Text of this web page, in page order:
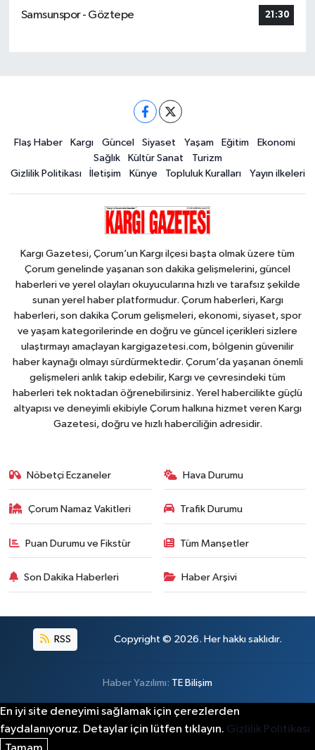
Samsunspor - Göztepe
21:30
Flaş Haber Kargı Güncel Siyaset Yaşam Eğitim
Ekonomi
Sağlık
Kültür Sanat
Turizm
Gizlilik Politikası
İletişim Künye Topluluk Kuralları Yayın ilkeleri
Kargı Gazetesi, Çorum’un Kargı ilçesi başta olmak üzere tüm
Çorum genelinde yaşanan son dakika gelişmelerini, güncel
haberleri ve yerel olayları okuyucularına hızlı ve tarafsız şekilde
sunan yerel haber platformudur. Çorum haberleri, Kargı
haberleri, son dakika Çorum gelişmeleri, ekonomi, siyaset, spor
ve yaşam kategorilerinde en doğru ve güncel içerikleri sizlere
ulaştırmayı amaçlayan kargigazetesi.com, bölgenin güvenilir
haber kaynağı olmayı sürdürmektedir. Çorum’da yaşanan önemli
gelişmeleri anlık takip edebilir, Kargı ve çevresindeki tüm
haberleri tek noktadan öğrenebilirsiniz. Yerel habercilikte güçlü
altyapısı ve deneyimli ekibiyle Çorum halkına hizmet veren Kargı
Gazetesi, doğru ve hızlı haberciliğin adresidir.
Nöbetçi Eczaneler Hava Durumu
Çorum Namaz Vakitleri Trafik Durumu
Puan Durumu ve Fikstür Tüm Manşetler
Son Dakika Haberleri Haber Arşivi
RSS Copyright © 2026. Her hakkı saklıdır.
Haber Yazılımı: TE Bilişim
En iyi site deneyimi sağlamak için çerezlerden
faydalanıyoruz. Detaylar için lütfen tıklayın. Gizlilik Politikası